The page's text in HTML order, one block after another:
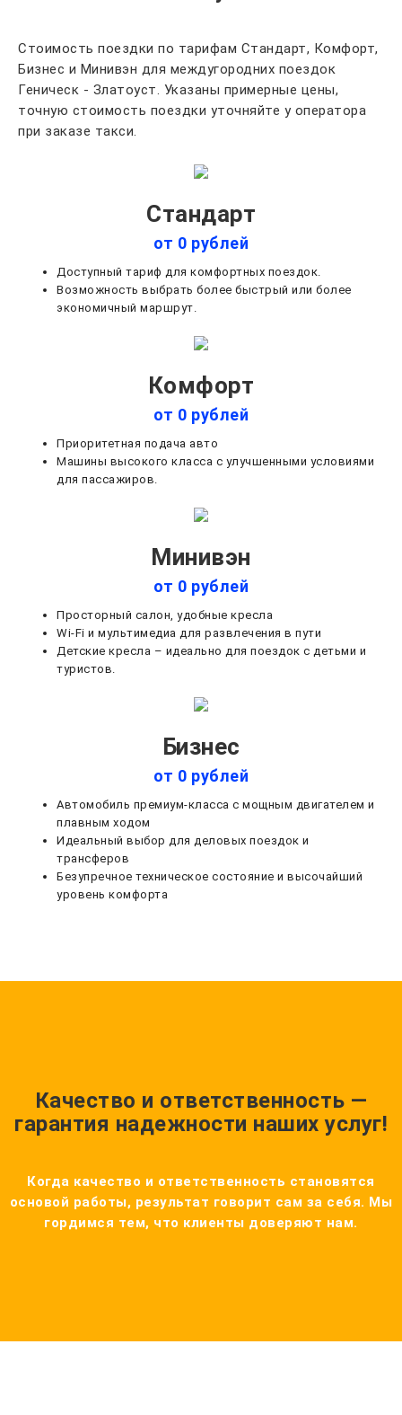
Стоимость поездки по тарифам Стандарт, Комфорт,
Бизнес и Минивэн для междугородних поездок
Геническ - Златоуст. Указаны примерные цены,
точную стоимость поездки уточняйте у оператора
при заказе такси.
Стандарт
от 0 рублей
Доступный тариф для комфортных поездок.
Возможность выбрать более быстрый или более
экономичный маршрут.
Комфорт
от 0 рублей
Приоритетная подача авто
Машины высокого класса с улучшенными условиями
для пассажиров.
Минивэн
от 0 рублей
Просторный салон, удобные кресла
Wi-Fi и мультимедиа для развлечения в пути
Детские кресла – идеально для поездок с детьми и
туристов.
Бизнес
от 0 рублей
Автомобиль премиум-класса с мощным двигателем и
плавным ходом
Идеальный выбор для деловых поездок и
трансферов
Безупречное техническое состояние и высочайший
уровень комфорта
Качество и ответственность —
гарантия надежности наших услуг!
Когда качество и ответственность становятся
основой работы, результат говорит сам за себя. Мы
гордимся тем, что клиенты доверяют нам.